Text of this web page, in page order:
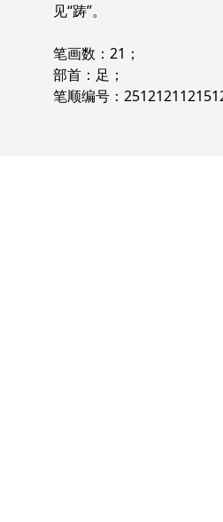
见“踌”。
笔画数：21；
部首：足；
笔顺编号：